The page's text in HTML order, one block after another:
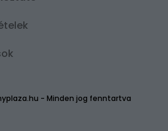
- Minden jog fenntartva